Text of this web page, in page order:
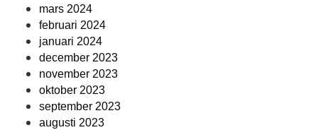
mars 2024
februari 2024
januari 2024
december 2023
november 2023
oktober 2023
september 2023
augusti 2023